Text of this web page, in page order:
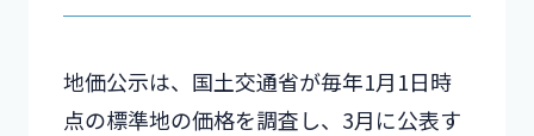
地価公示は、国土交通省が毎年1月1日時
点の標準地の価格を調査し、3月に公表す